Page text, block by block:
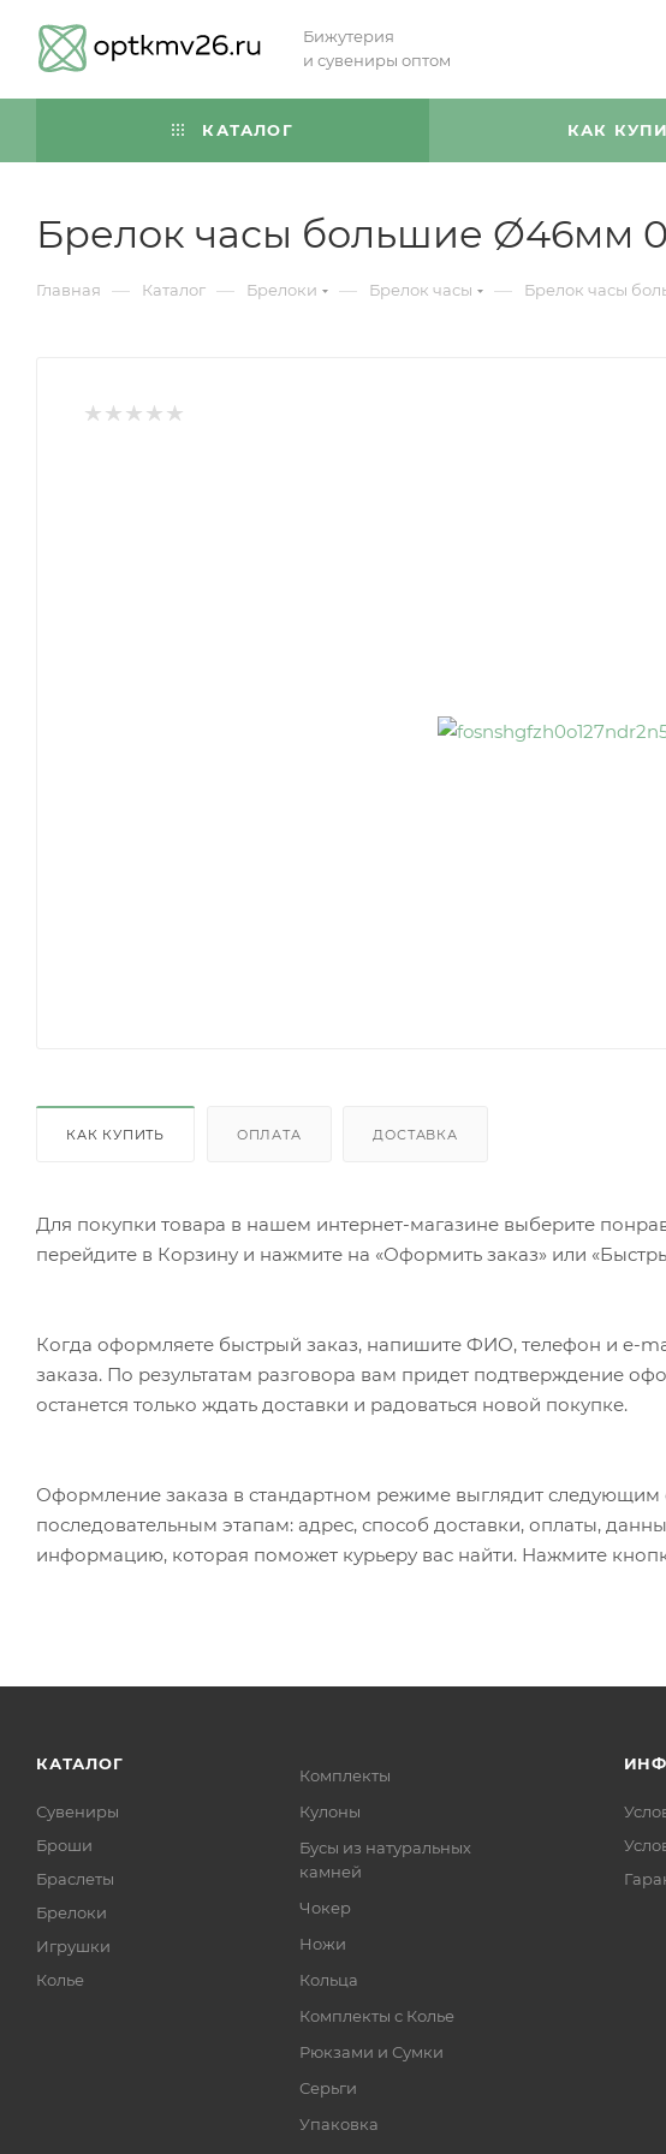
Бижутерия
и сувениры оптом
КАТАЛОГ КАК
Брелок часы большие Ø46мм
Главная — Каталог — Брелоки — Брелок часы — Брелок часы
КАК КУПИТЬ ОПЛАТА ДОСТАВКА
Для покупки товара в нашем интернет-магазине выберите
перейдите в Корзину и нажмите на «Оформить заказ» или
Когда оформляете быстрый заказ, напишите ФИО, телефон и e-
заказа. По результатам разговора вам придет подтверждение
останется только ждать доставки и радоваться новой покупке.
Оформление заказа в стандартном режиме выглядит
последовательным этапам: адрес, способ доставки, оплаты,
информацию, которая поможет курьеру вас найти. Нажмите
КАТАЛОГ
Сувениры
Броши
Браслеты
Брелоки
Игрушки
Колье
Комплекты
Кулоны
Бусы из натуральных
камней
Чокер
Ножи
Кольца
Комплекты с Колье
Рюкзами и Сумки
Серьги
Упаковка